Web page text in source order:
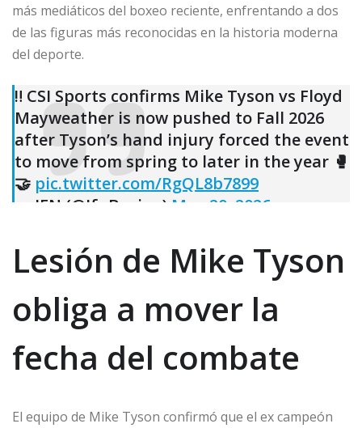
más mediáticos del boxeo reciente, enfrentando a dos
de las figuras más reconocidas en la historia moderna
del deporte.
‼️ CSI Sports confirms Mike Tyson vs Floyd
Mayweather is now pushed to Fall 2026
after Tyson’s hand injury forced the event
to move from spring to later in the year 🥊
🤝 pic.twitter.com/RgQL8b7899
— IFN (@IfnBoxing) May 20, 2026
Lesión de Mike Tyson
obliga a mover la
fecha del combate
El equipo de Mike Tyson confirmó que el ex campeón